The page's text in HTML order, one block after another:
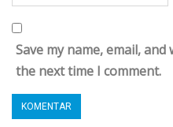
Save my name, email,
the next time I comment.